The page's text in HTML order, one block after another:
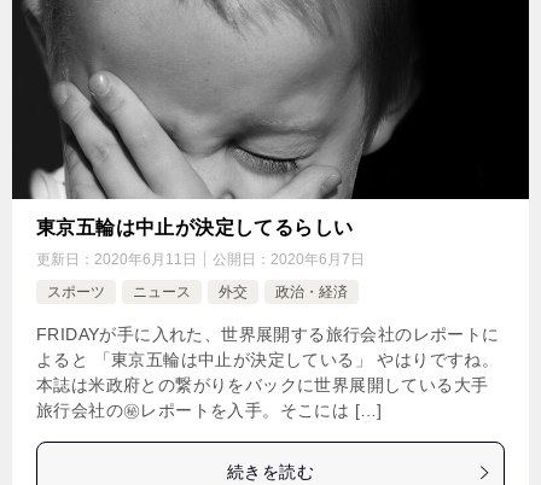
東京五輪は中止が決定してるらしい
更新日： 2020年6月11日 公開日： 2020年6月7日
スポーツ
ニュース 外交 政治・経済
FRIDAYが手に入れた、世界展開する旅行会社のレポートに
よると 「東京五輪は中止が決定している」 やはりですね。
本誌は米政府との繋がりをバックに世界展開している大手
旅行会社の㊙︎レポートを入手。そこには […]
続きを読む